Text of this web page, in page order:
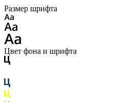
Размер шрифта
Цвет фона и шрифта